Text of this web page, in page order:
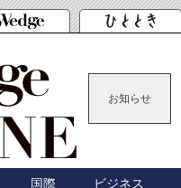
お知らせ
国際 ビジネス